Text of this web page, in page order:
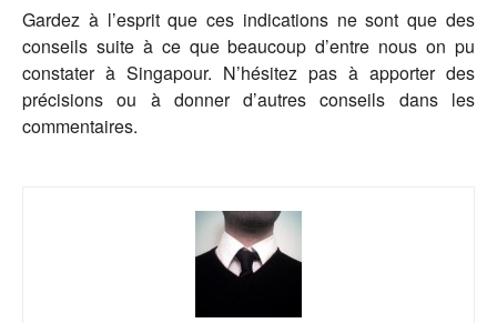
Gardez à l’esprit que ces indications ne sont que des
conseils suite à ce que beaucoup d’entre nous on pu
constater à Singapour. N’hésitez pas à apporter des
précisions ou à donner d’autres conseils dans les
commentaires.